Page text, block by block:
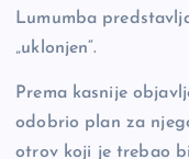
Lumumba
„uklonjen“.
Prema kasnije
odobrio plan za
otrov koji je trebao